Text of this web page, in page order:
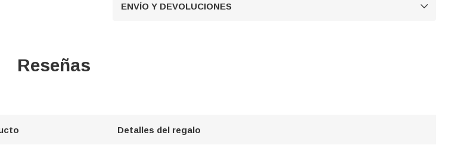
ENVÍO Y DEVOLUCIONES 
Reseñas
Detalles del regalo